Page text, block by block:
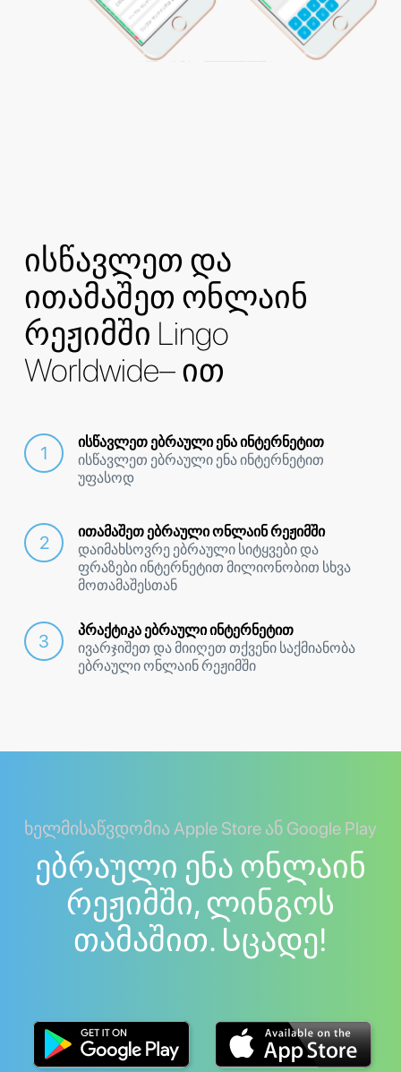
ისწავლეთ და
ითამაშეთ ონლაინ
რეჟიმში Lingo
Worldwide– ით
ისწავლეთ ებრაული ენა ინტერნეტით
ისწავლეთ ებრაული ენა ინტერნეტით
უფასოდ
ითამაშეთ ებრაული ონლაინ რეჟიმში
დაიმახსოვრე ებრაული სიტყვები და
ფრაზები ინტერნეტით მილიონობით სხვა
მოთამაშესთან
პრაქტიკა ებრაული ინტერნეტით
ივარჯიშეთ და მიიღეთ თქვენი საქმიანობა
ებრაული ონლაინ რეჟიმში
ხელმისაწვდომია Apple Store ან Google Play
ებრაული ენა ონლაინ
რეჟიმში, ლინგოს
თამაშით. Სცადე!